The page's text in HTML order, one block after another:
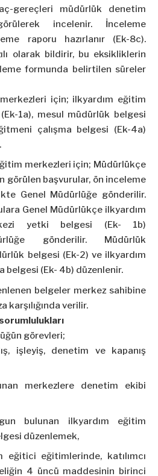
gereçleri müdürlük denetim
incelenir. İnceleme
raporu hazırlanır (Ek-8c).
olarak bildirir, bu eksikliklerin
formunda belirtilen süreler
için; ilkyardım eğitim
1a), mesul müdürlük belgesi
çalışma belgesi (Ek-4a)
merkezleri için; Müdürlükçe
görülen başvurular, ön inceleme
Genel Müdürlüğe gönderilir.
Genel Müdürlükçe ilkyardım
yetki belgesi (Ek- 1b)
gönderilir. Müdürlük
belgesi (Ek-2) ve ilkyardım
belgesi (Ek- 4b) düzenlenir.
belgeler merkez sahibine
karşılığında verilir.
görevleri;
işleyiş, denetim ve kapanış
merkezlere denetim ekibi
bulunan ilkyardım eğitim
düzenlemek,
eğitici eğitimlerinde, katılımcı
4 üncü maddesinin birinci